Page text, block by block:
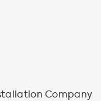
Company